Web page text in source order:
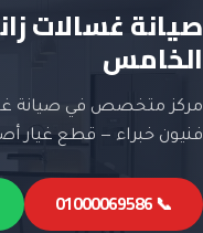
صيانة غسالات
الخامس
مركز متخصص في صيانة
فنيون خبراء — قطع غيار أصلية
📞 01000069586